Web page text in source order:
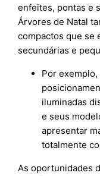
enfeites, pontas e
Árvores de Natal
compactos que se
secundárias e
Por exemplo,
iluminadas
e seus
apresentar
totalmente
As oportunidades